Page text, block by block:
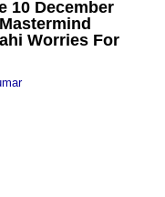
10 December
Worries For